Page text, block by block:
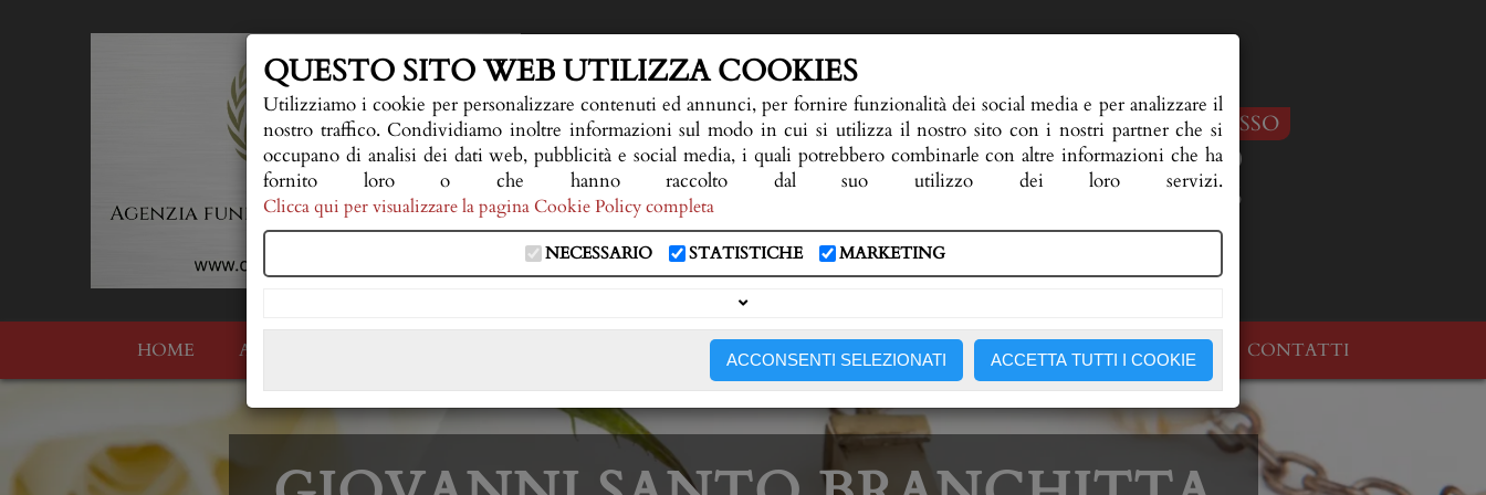
IN CASO DI DECESSO
333 3593150
333 2894745
HOME AL VOSTRO FIANCO FIORERIA E SERVIZI NECROLOGI DOVE SIAMO CONTATTI
QUESTO SITO WEB UTILIZZA COOKIES
Utilizziamo i cookie per personalizzare contenuti ed annunci, per fornire funzionalità dei social media e per analizzare il
nostro traffico. Condividiamo inoltre informazioni sul modo in cui si utilizza il nostro sito con i nostri partner che si
occupano di analisi dei dati web, pubblicità e social media, i quali potrebbero combinarle con altre informazioni che ha
fornito loro o che hanno raccolto dal suo utilizzo dei loro servizi.
Clicca qui per visualizzare la pagina Cookie Policy completa
NECESSARIO STATISTICHE MARKETING
ACCONSENTI SELEZIONATI ACCETTA TUTTI I COOKIE